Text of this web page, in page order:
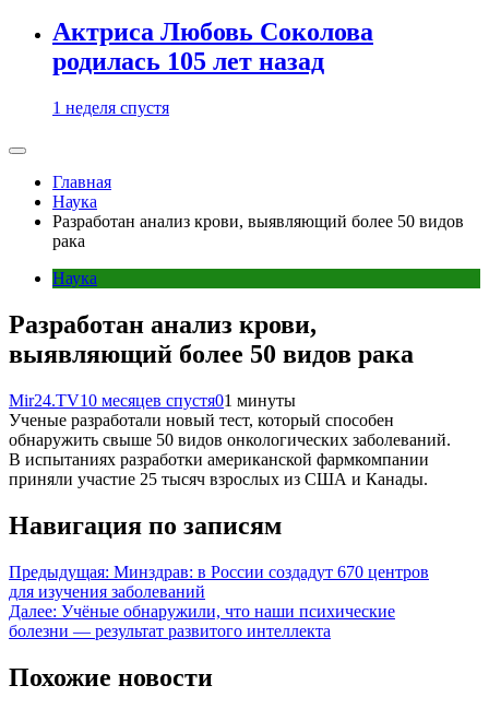
Актриса Любовь Соколова
родилась 105 лет назад
1 неделя спустя
Главная
Наука
Разработан анализ крови, выявляющий более 50 видов
рака
Наука
Разработан анализ крови,
выявляющий более 50 видов рака
Mir24.TV10 месяцев спустя01 минуты
Ученые разработали новый тест, который способен
обнаружить свыше 50 видов онкологических заболеваний.
В испытаниях разработки американской фармкомпании
приняли участие 25 тысяч взрослых из США и Канады.
Навигация по записям
Предыдущая: Минздрав: в России создадут 670 центров
для изучения заболеваний
Далее: Учёные обнаружили, что наши психические
болезни — результат развитого интеллекта
Похожие новости